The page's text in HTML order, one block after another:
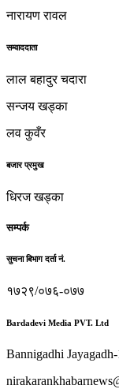
नारायण रावल
सम्वाददाता
लाल बहादुर चदारा
सन्जय खड्का
लव कुवँर
बजार प्रमुख
धिरज खड्का
सम्पर्क
सुचना बिभाग दर्ता नं.
१७२९/०७६-०७७
Bardadevi Media PVT. Ltd
Bannigadhi